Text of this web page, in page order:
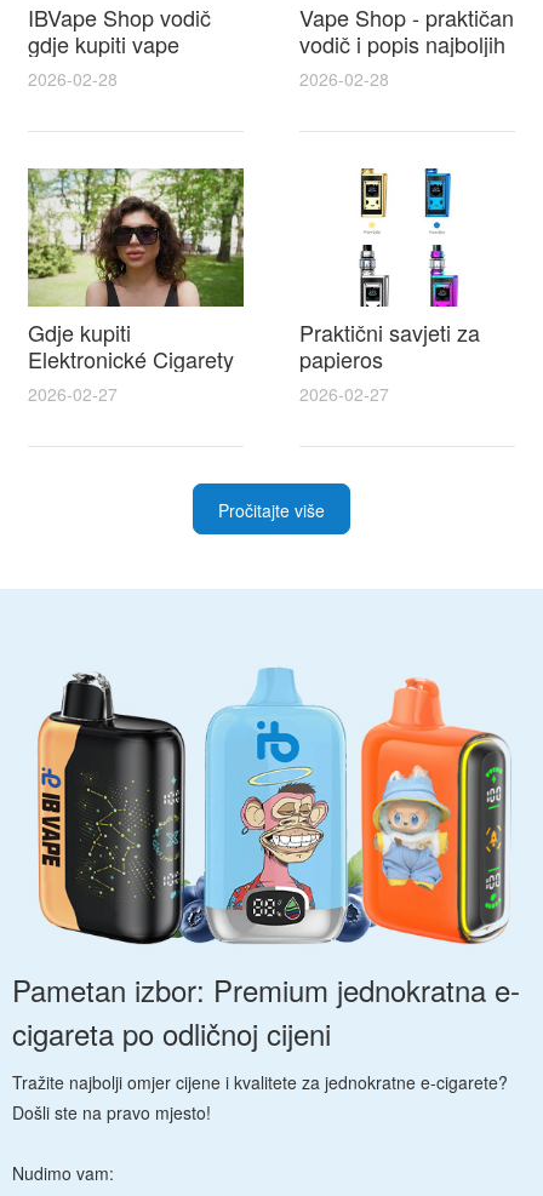
IBVape Shop vodič
gdje kupiti vape
naysh, recenzije,
popusti i savjeti za
odabir
2026-02-28
Vape Shop - praktičan
vodič i popis najboljih
e cigareta prodajna
mjesta u Hrvatskoj
2026-02-28
Gdje kupiti
Elektronické Cigarety
IBVAPE u Hrvatskoj i
praktičan vodič za e
cigarete split s
2026-02-27
Praktični savjeti za
papieros
elektroniczny i lista
najbolje tekućine za e
cigarete za početnike
2026-02-27
Pročitajte više
Pametan izbor: Premium jednokratna e-
cigareta po odličnoj cijeni
Tražite najbolji omjer cijene i kvalitete za jednokratne e-cigarete?
Došli ste na pravo mjesto!
Nudimo vam: